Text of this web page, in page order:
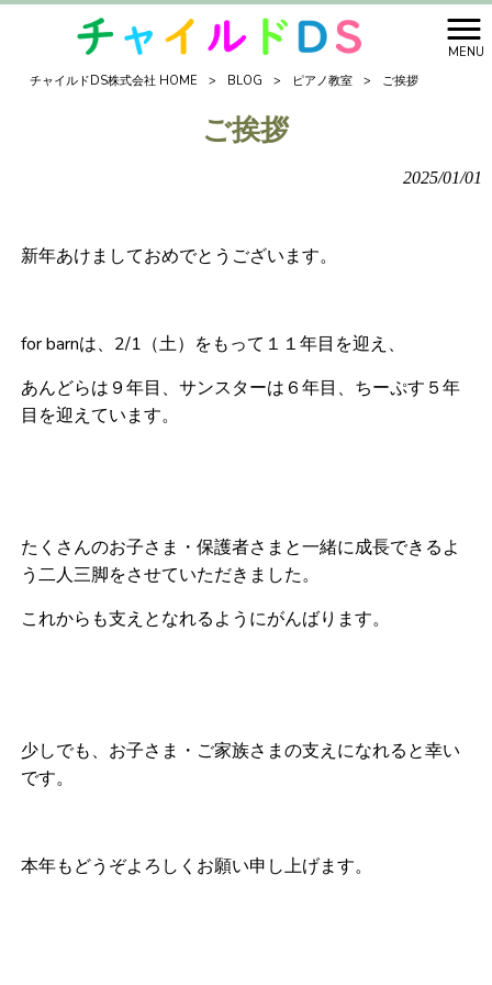
MENU
チャイルドDS株式会社 HOME
> BLOG > ピアノ教室 > ご挨拶
ご挨拶
2025/01/01
新年あけましておめでとうございます。
for barnは、2/1（土）をもって１１年目を迎え、
あんどらは９年目、サンスターは６年目、ちーぷす５年
目を迎えています。
たくさんのお子さま・保護者さまと一緒に成長できるよ
う二人三脚をさせていただきました。
これからも支えとなれるようにがんばります。
少しでも、お子さま・ご家族さまの支えになれると幸い
です。
本年もどうぞよろしくお願い申し上げます。